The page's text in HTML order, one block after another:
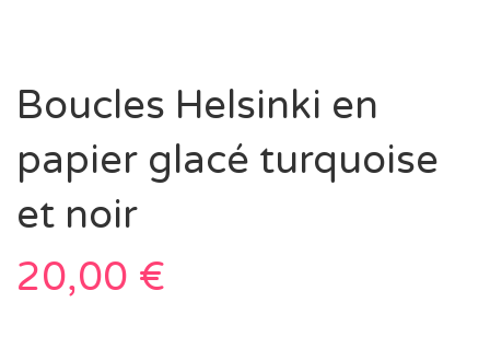
Boucles Helsinki en
papier glacé turquoise
et noir
20,00 €